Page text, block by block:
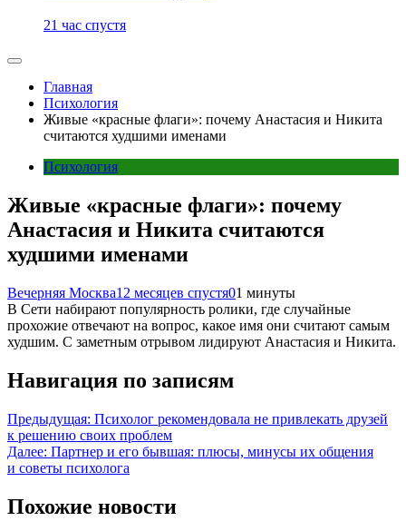
21 час спустя
Главная
Психология
Живые «красные флаги»: почему Анастасия и Никита
считаются худшими именами
Психология
Живые «красные флаги»: почему
Анастасия и Никита считаются
худшими именами
Вечерняя Москва12 месяцев спустя01 минуты
В Сети набирают популярность ролики, где случайные
прохожие отвечают на вопрос, какое имя они считают самым
худшим. С заметным отрывом лидируют Анастасия и Никита.
Навигация по записям
Предыдущая: Психолог рекомендовала не привлекать друзей
к решению своих проблем
Далее: Партнер и его бывшая: плюсы, минусы их общения
и советы психолога
Похожие новости